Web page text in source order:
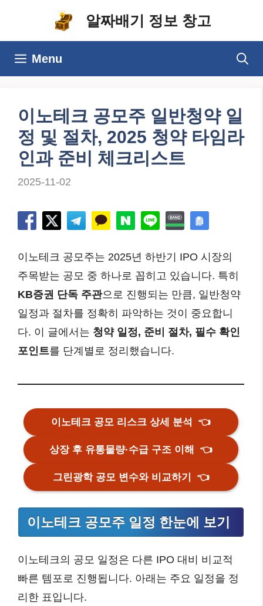
알짜배기 정보 창고
Menu
이노테크 공모주 일반청약 일
정 및 절차, 2025 청약 타임라
인과 준비 체크리스트
2025-11-02
이노테크 공모주는 2025년 하반기 IPO 시장의
주목받는 공모 중 하나로 꼽히고 있습니다. 특히
KB증권 단독 주관으로 진행되는 만큼, 일반청약
일정과 절차를 정확히 파악하는 것이 중요합니
다. 이 글에서는 청약 일정, 준비 절차, 필수 확인
포인트를 단계별로 정리했습니다.
이노테크 공모 리스크 상세 분석 👈
상장 후 유통물량·수급 구조 이해 👈
그린광학 공모 변수와 비교하기 👈
이노테크 공모주 일정 한눈에 보기
이노테크의 공모 일정은 다른 IPO 대비 비교적
빠른 템포로 진행됩니다. 아래는 주요 일정을 정
리한 표입니다.